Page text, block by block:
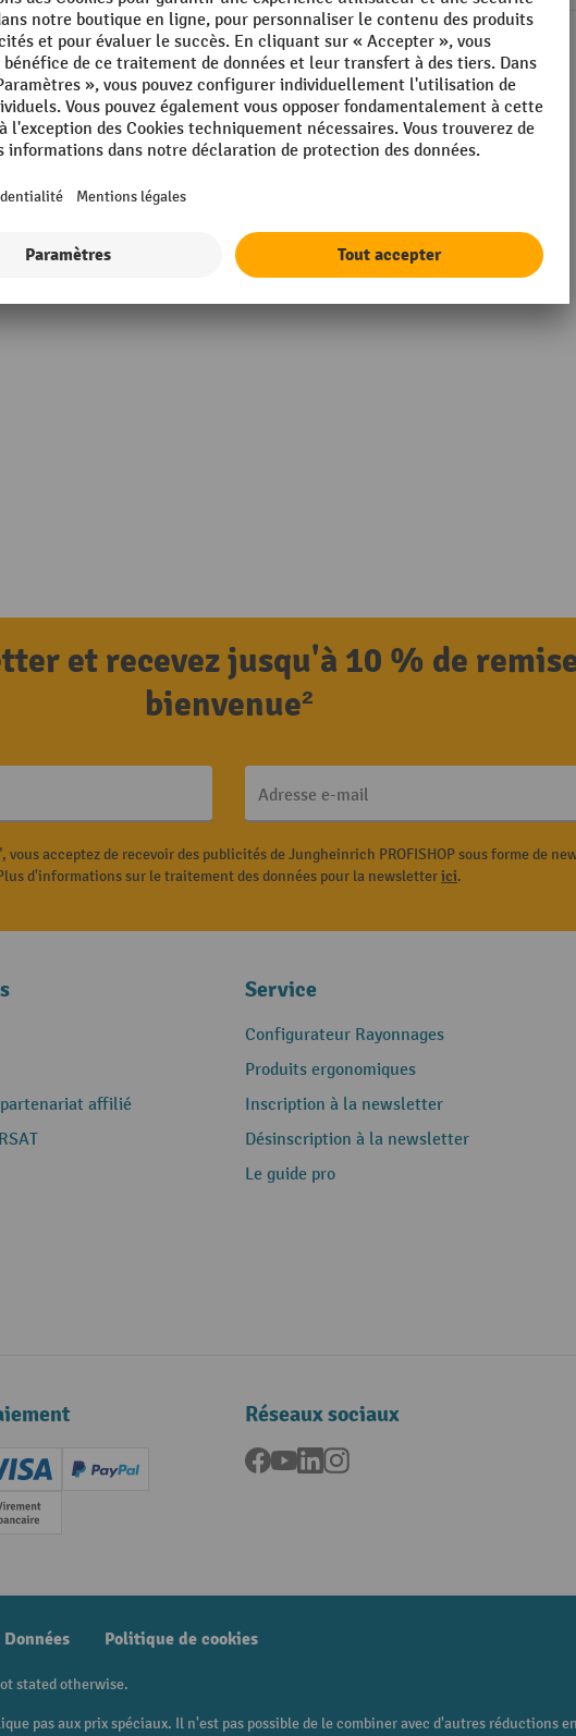
brosse amovible
joints
Afficher tous les détails techniques
et recevez jusqu'à 10 % de
bienvenue²
Adresse e-mail
acceptez de recevoir des publicités de Jungheinrich PROFISHOP sous forme de
d'informations sur le traitement des données pour la newsletterici.
affilié
Service
Configurateur Rayonnages
Produits ergonomiques
Inscription à la newsletter
Désinscription à la newsletter
Le guide pro
(Master)
Creditcard (Visa)
PayPal
Paiement anticipé
Réseaux sociaux
Facebook
YouTubeLinkedInInstagram
Politique de cookies
stated otherwise.
pas aux prix spéciaux. Il n'est pas possible de le combiner avec d'autres réductions